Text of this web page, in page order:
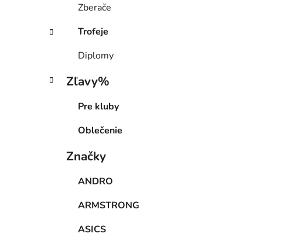
Zberače
Trofeje
Diplomy
Zľavy%
Pre kluby
Oblečenie
Značky
ANDRO
ARMSTRONG
ASICS